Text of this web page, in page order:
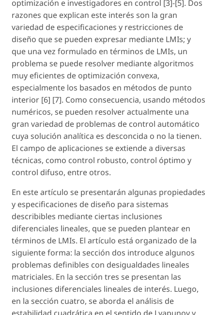
optimización e investigadores en control [3]-[5]. Dos
razones que explican este interés son la gran
variedad de especificaciones y restricciones de
diseño que se pueden expresar mediante LMIs; y
que una vez formulado en términos de LMIs, un
problema se puede resolver mediante algoritmos
muy eficientes de optimización convexa,
especialmente los basados en métodos de punto
interior [6] [7]. Como consecuencia, usando métodos
numéricos, se pueden resolver actualmente una
gran variedad de problemas de control automático
cuya solución analítica es desconcida o no la tienen.
El campo de aplicaciones se extiende a diversas
técnicas, como control robusto, control óptimo y
control difuso, entre otros.
En este artículo se presentarán algunas propiedades
y especificaciones de diseño para sistemas
describibles mediante ciertas inclusiones
diferenciales lineales, que se pueden plantear en
términos de LMIs. El artículo está organizado de la
siguiente forma: la sección dos introduce algunos
problemas definibles con desigualdades lineales
matriciales. En la sección tres se presentan las
inclusiones diferenciales lineales de interés. Luego,
en la sección cuatro, se aborda el análisis de